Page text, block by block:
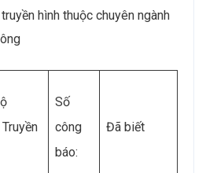
hình thuộc chuyên ngành
Số
công
báo:
Đã biết